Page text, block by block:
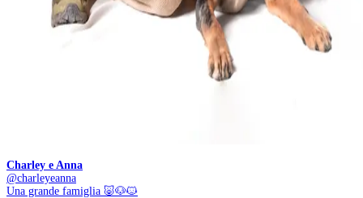
Charley e Anna
@charleyeanna
Una grande famiglia 🐷🐶🐱